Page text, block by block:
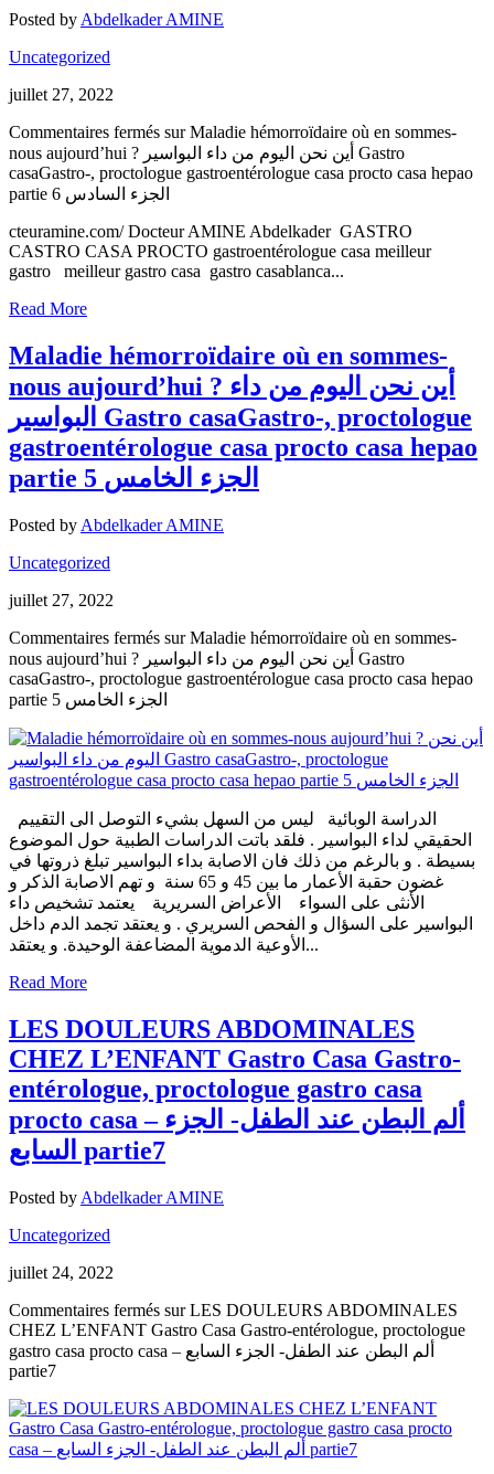
Posted byAbdelkader AMINE
Uncategorized
juillet 27, 2022
Commentaires fermés sur Maladie hémorroïdaire où en sommes-
nous aujourd’hui ? أين نحن اليوم من داء البواسير Gastro
casaGastro-, proctologue gastroentérologue casa procto casa hepao
partie 6 الجزء السادس
cteuramine.com/ Docteur AMINE Abdelkader GASTRO
CASTRO CASA PROCTO gastroentérologue casa meilleur
gastro meilleur gastro casa gastro casablanca...
Read More
Maladie hémorroïdaire où en sommes-
nous aujourd’hui ? أين نحن اليوم من داء
البواسير Gastro casaGastro-, proctologue
gastroentérologue casa procto casa hepao
partie 5 الجزء الخامس
Posted by Abdelkader AMINE
Uncategorized
juillet 27, 2022
Commentaires fermés sur Maladie hémorroïdaire où en sommes-
nous aujourd’hui ? أين نحن اليوم من داء البواسير Gastro
casaGastro-, proctologue gastroentérologue casa procto casa hepao
partie 5 الجزء الخامس
الحقيقي لداء البواسير . فلقد باتت الدراسات الطبية حول الموضوع
بسيطة . و بالرغم من ذلك فان الاصابة بداء البواسير تبلغ ذروتها في
غضون حقبة الأعمار ما بين 45 و 65 سنة و تهم الاصابة الذكر و
الأنثى على السواء الأعراض السريرية يعتمد تشخيص داء
البواسير على السؤال و الفحص السريري . و يعتقد تجمد الدم داخل
الأوعية الدموية المضاعفة الوحيدة. و يعتقد...
Read More
LES DOULEURS ABDOMINALES
CHEZ L’ENFANT Gastro Casa Gastro-
entérologue, proctologue gastro casa
procto casa – ألم البطن عند الطفل- الجزء
السابع partie7
Posted by Abdelkader AMINE
Uncategorized
juillet 24, 2022
Commentaires fermés sur LES DOULEURS ABDOMINALES
CHEZ L’ENFANT Gastro Casa Gastro-entérologue, proctologue
gastro casa procto casa – ألم البطن عند الطفل- الجزء السابع
partie7